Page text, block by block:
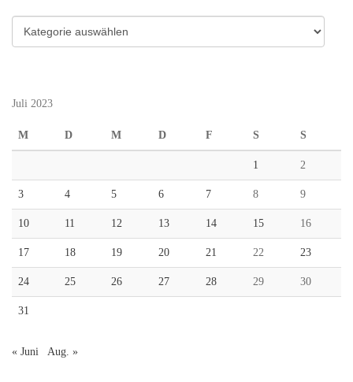
Kategorien
Juli 2023
M D M D F S S
1 2
3 4 5 6 7 8 9
10 11 12 13 14 15 16
17 18 19 20 21 22 23
24 25 26 27 28 29 30
31
« Juni Aug. »